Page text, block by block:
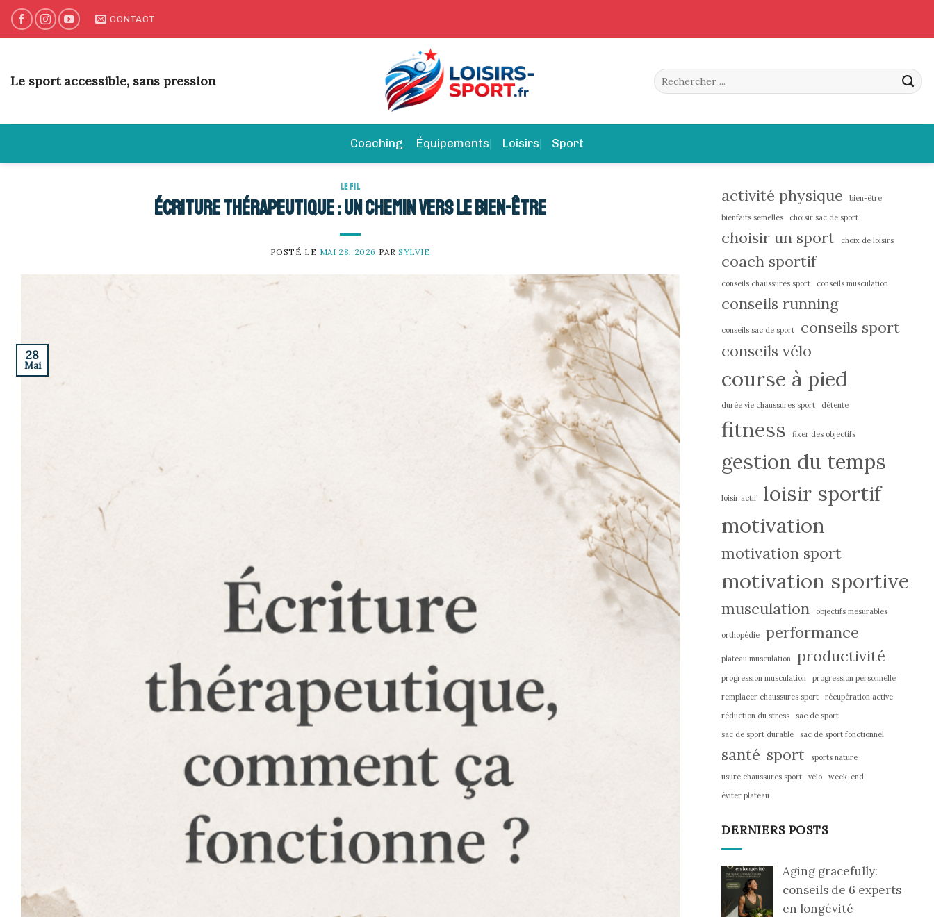
Skip
CONTACT
Le sport accessible, sans pression
Coaching Équipements Loisirs Sport
LE FIL
Écriture thérapeutique : un chemin vers le bien-être
POSTÉ LE MAI 28, 2026 PAR SYLVIE
28
Mai
activité physique
bien-être
bienfaits semelles
choisir sac de sport
choisir un sport choix de loisirs
coach sportif
conseils chaussures sport conseils musculation
conseils running
conseils sac de sport
conseils sport
conseils vélo
course à pied
durée vie chaussures sport détente
fitness fixer des objectifs
gestion du temps
loisir actif
loisir sportif
motivation
motivation sport
motivation sportive
musculation objectifs mesurables
orthopédie performance
plateau musculation productivité
progression musculation
progression personnelle
remplacer chaussures sport
récupération active
réduction du stress
sac de sport
sac de sport durable
sac de sport fonctionnel
santé sport
sports nature
usure chaussures sport
vélo
week-end
éviter plateau
DERNIERS POSTS
Aging gracefully:
conseils de 6 experts
en longévité